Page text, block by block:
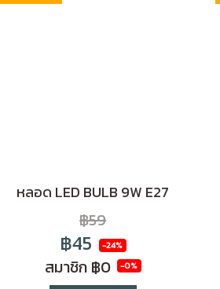
หลอด LED BULB 9W E27
฿59
฿45 -24%
สมาชิก ฿0 -0%